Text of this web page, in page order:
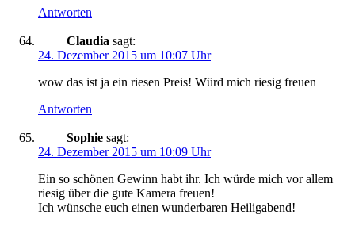
Antworten
Claudia sagt:
24. Dezember 2015 um 10:07 Uhr
wow das ist ja ein riesen Preis! Würd mich riesig freuen
Antworten
Sophie sagt:
24. Dezember 2015 um 10:09 Uhr
Ein so schönen Gewinn habt ihr. Ich würde mich vor allem
riesig über die gute Kamera freuen!
Ich wünsche euch einen wunderbaren Heiligabend!